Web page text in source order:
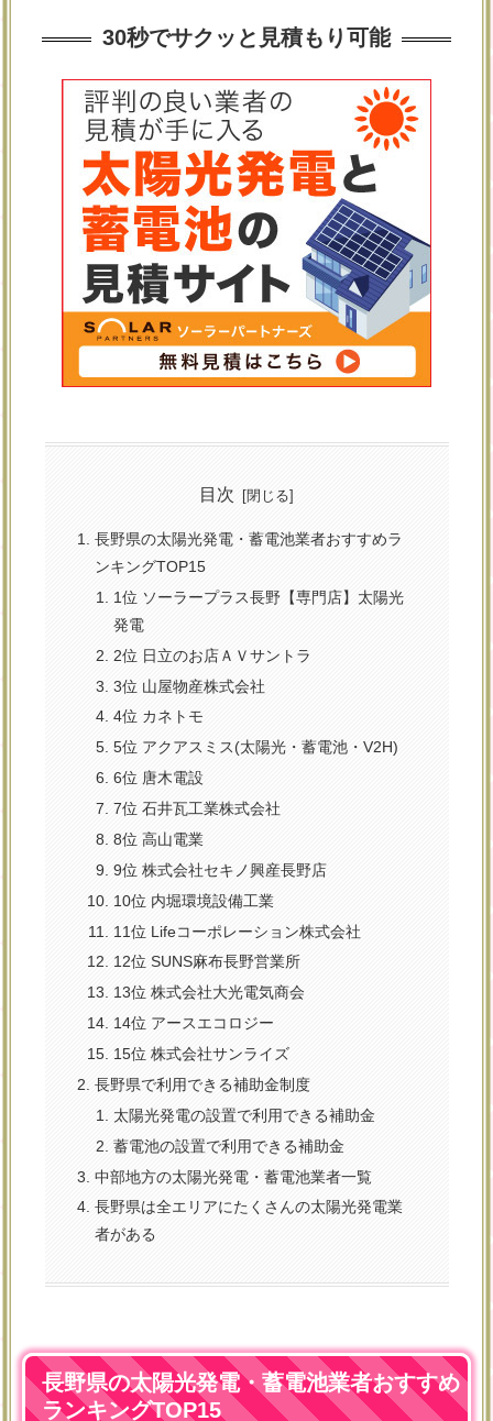
30秒でサクッと見積もり可能
目次
長野県の太陽光発電・蓄電池業者おすすめラ
ンキングTOP15
1位 ソーラープラス長野【専門店】太陽光
発電
2位 日立のお店ＡＶサントラ
3位 山屋物産株式会社
4位 カネトモ
5位 アクアスミス(太陽光・蓄電池・V2H)
6位 唐木電設
7位 石井瓦工業株式会社
8位 高山電業
9位 株式会社セキノ興産長野店
10位 内堀環境設備工業
11位 Lifeコーポレーション株式会社
12位 SUNS麻布長野営業所
13位 株式会社大光電気商会
14位 アースエコロジー
15位 株式会社サンライズ
長野県で利用できる補助金制度
太陽光発電の設置で利用できる補助金
蓄電池の設置で利用できる補助金
中部地方の太陽光発電・蓄電池業者一覧
長野県は全エリアにたくさんの太陽光発電業
者がある
長野県の太陽光発電・蓄電池業者おすすめ
ランキングTOP15